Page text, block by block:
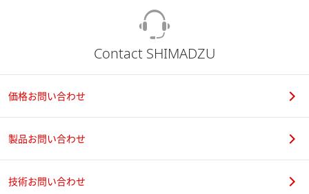
Contact SHIMADZU
価格お問い合わせ
製品お問い合わせ
技術お問い合わせ